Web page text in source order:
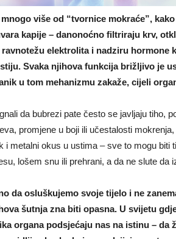
više od “tvornice mokraće”,
kapije – danonoćno filtriraju krv,
ravnotežu elektrolita i nadziru
Svaka njihova funkcija brižljivo je
u tom mehanizmu zakaže, cijeli
da bubrezi pate često se javljaju tiho,
promjene u boji ili učestalosti
i metalni okus u ustima – sve to mogu
lošem snu ili prehrani, a da ne slute da
da osluškujemo svoje tijelo i ne
šutnja zna biti opasna. U svijetu
organa podsjećaju nas na istinu –